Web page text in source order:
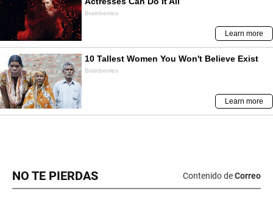
NO TE PIERDAS Contenido deCorreo